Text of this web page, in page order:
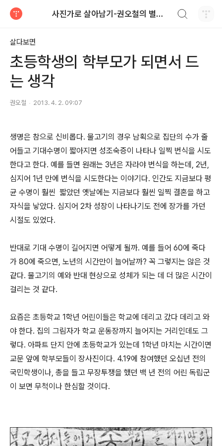
사진가로 살아남기-권오철의 별과 사진
살다보면
초등학생의 학부모가 되면서 드
는 생각
권오철 2013. 4. 2. 09:07
생명은 참으로 신비롭다. 물고기의 경우 남획으로 집단의 수가 줄
어들고 기대수명이 짧아지면 성조숙증이 나타나 일찍 번식을 시도
한다고 한다. 예를 들면 원래는 3년은 자라야 번식을 하는데, 2년,
심지어 1년 만에 번식을 시도한다는 이야기다. 인간도 지금보다 평
균 수명이 훨씬 짧았던 옛날에는 지금보다 훨씬 일찍 결혼을 하고
자식을 낳았다. 심지어 2차 성장이 나타나기도 전에 장가를 가던
시절도 있었다.
반대로 기대 수명이 길어지면 어떻게 될까. 예를 들어 60에 죽다
가 80에 죽으면, 노년의 시간만이 늘어날까? 꼭 그렇지는 않은 것
같다. 물고기의 예와 반대 현상으로 성체가 되는 데 더 많은 시간이
걸리는 것 같다.
요즘은 초등학교 1학년 어린이들은 학교에 데리고 갔다 데리고 와
야 한다. 집의 그림자가 학교 운동장까지 늘어지는 거리인데도 그
렇다. 아파트 단지 안에 초등학교가 있는데 1학년 마치는 시간이면
교문 앞에 학부모들이 장사진이다. 4.19에 참여했던 오십년 전의
국민학생이나, 총을 들고 무장투쟁을 했던 백 년 전의 어린 독립군
이 보면 무척이나 한심할 것이다.